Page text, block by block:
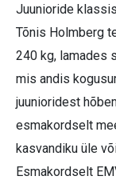
Juunioride
Tõnis Holmberg
240 kg, lamades
mis andis
juunioridest
esmakordselt
kasvandiku üle
Esmakordselt